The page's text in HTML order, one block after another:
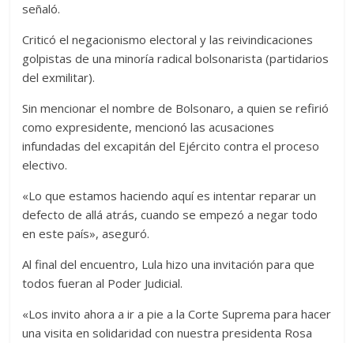
señaló.
Criticó el negacionismo electoral y las reivindicaciones
golpistas de una minoría radical bolsonarista (partidarios
del exmilitar).
Sin mencionar el nombre de Bolsonaro, a quien se refirió
como expresidente, mencionó las acusaciones
infundadas del excapitán del Ejército contra el proceso
electivo.
«Lo que estamos haciendo aquí es intentar reparar un
defecto de allá atrás, cuando se empezó a negar todo
en este país», aseguró.
Al final del encuentro, Lula hizo una invitación para que
todos fueran al Poder Judicial.
«Los invito ahora a ir a pie a la Corte Suprema para hacer
una visita en solidaridad con nuestra presidenta Rosa